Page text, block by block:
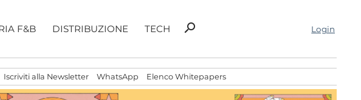
F&B DISTRIBUZIONE TECH
Ricerca
search Login
Iscriviti alla Newsletter WhatsApp Elenco Whitepapers